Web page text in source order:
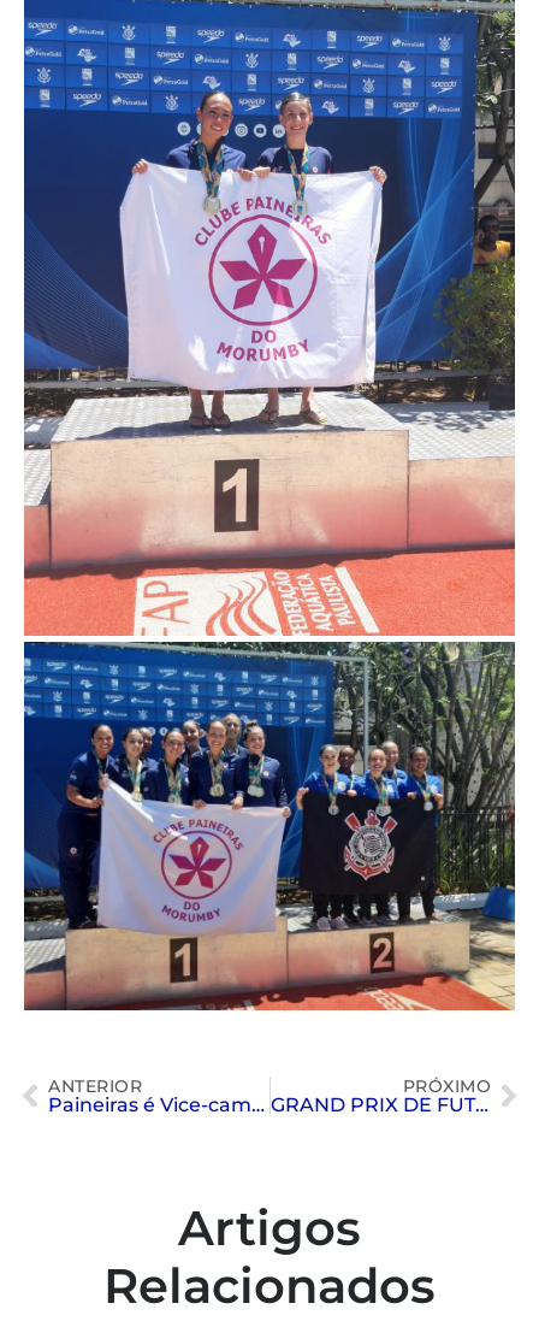
ANTERIOR
Paineiras é Vice-campeão no campeonato paulista Interclubes de tênis
PRÓXIMO
GRAND PRIX DE FUTSAL
Artigos
Relacionados